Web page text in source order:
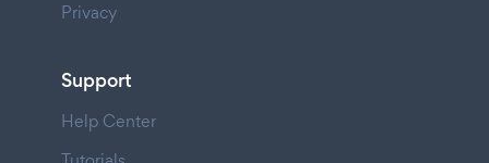
Privacy
Support
Help Center